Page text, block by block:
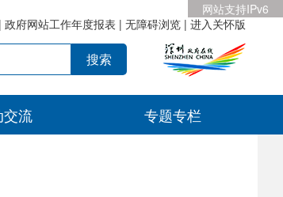
网站支持IPv6
| 政府网站工作年度报表 | 无障碍浏览 | 进入关怀版
流 专题专栏